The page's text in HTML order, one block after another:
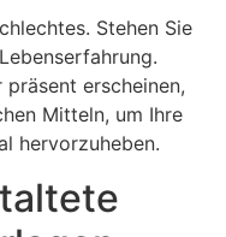
Stehen Sie
erscheinen,
Mitteln, um Ihre
hervorzuheben.